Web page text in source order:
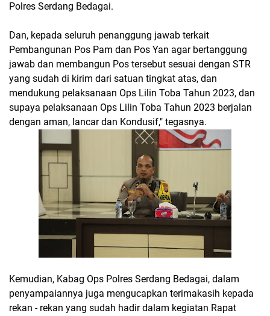
Polres Serdang Bedagai.
Dan, kepada seluruh penanggung jawab terkait
Pembangunan Pos Pam dan Pos Yan agar bertanggung
jawab dan membangun Pos tersebut sesuai dengan STR
yang sudah di kirim dari satuan tingkat atas, dan
mendukung pelaksanaan Ops Lilin Toba Tahun 2023, dan
supaya pelaksanaan Ops Lilin Toba Tahun 2023 berjalan
dengan aman, lancar dan Kondusif," tegasnya.
Kemudian, Kabag Ops Polres Serdang Bedagai, dalam
penyampaiannya juga mengucapkan terimakasih kepada
rekan - rekan yang sudah hadir dalam kegiatan Rapat